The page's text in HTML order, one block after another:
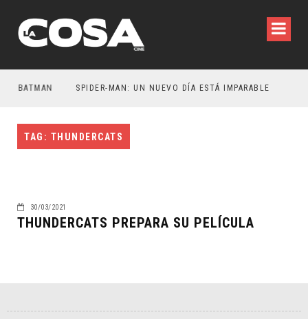
BATMAN SPIDER-MAN: UN NUEVO DÍA ESTÁ IMPARABLE
TAG: THUNDERCATS
30/03/2021
THUNDERCATS PREPARA SU PELÍCULA